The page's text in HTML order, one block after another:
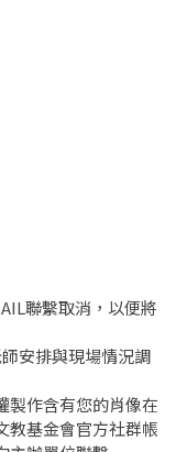
聯繫取消，以便將
安排與現場情況調
製作含有您的肖像在
教基金會官方社群帳